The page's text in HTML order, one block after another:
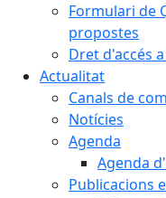
Formulari de
propostes
Dret d'accés
Actualitat
Canals de
Notícies
Agenda
Agenda
Publicacions